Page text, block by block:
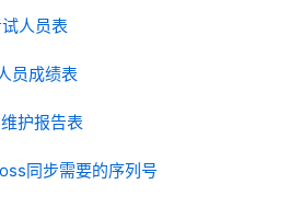
人员表
员成绩表
护报告表
同步需要的序列号